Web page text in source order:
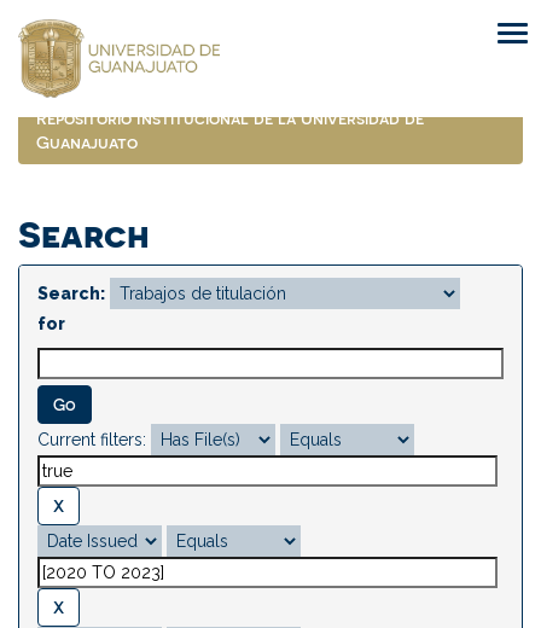
navigation
Repositorio Institucional de la Universidad de
Guanajuato
Search
Search:
for
Current filters: